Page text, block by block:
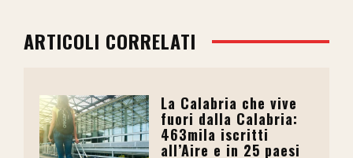
ARTICOLI CORRELATI
La Calabria che vive
fuori dalla Calabria:
463mila iscritti
all’Aire e in 25 paesi